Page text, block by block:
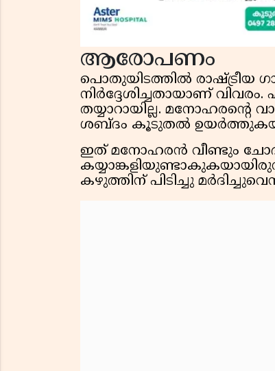
ആരോപണം
പൊതുയിടത്തിൽ രാഷ്ട്രീയ
നിർദ്ദേശിച്ചതായാണ്
തയ്യാറായില്ല. മനോഹരന്റെ
ശബ്ദം കൂടുതൽ
ഇത് മനോഹരൻ വീണ്ടും
കഴുത്തിന് പിടിച്ചു